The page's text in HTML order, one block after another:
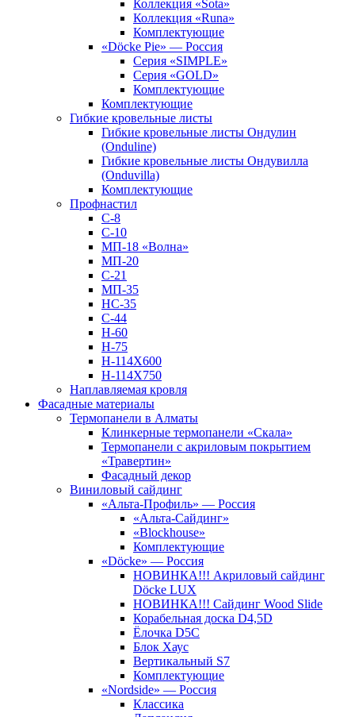
Коллекция «Sota»
Коллекция «Runa»
Комплектующие
«Döcke Pie» — Россия
Серия «SIMPLE»
Серия «GOLD»
Комплектующие
Комплектующие
Гибкие кровельные листы
Гибкие кровельные листы Ондулин
(Onduline)
Гибкие кровельные листы Ондувилла
(Onduvilla)
Комплектующие
Профнастил
С-8
С-10
МП-18 «Волна»
МП-20
С-21
МП-35
НС-35
С-44
Н-60
Н-75
Н-114Х600
Н-114Х750
Наплавляемая кровля
Фасадные материалы
Термопанели в Алматы
Клинкерные термопанели «Скала»
Термопанели с акриловым покрытием
«Травертин»
Фасадный декор
Виниловый сайдинг
«Альта-Профиль» — Россия
«Альта-Сайдинг»
«Blockhouse»
Комплектующие
«Döcke» — Россия
НОВИНКА!!! Акриловый сайдинг
Döcke LUX
НОВИНКА!!! Сайдинг Wood Slide
Корабельная доска D4,5D
Ёлочка D5C
Блок Хаус
Вертикальный S7
Комплектующие
«Nordside» — Россия
Классика